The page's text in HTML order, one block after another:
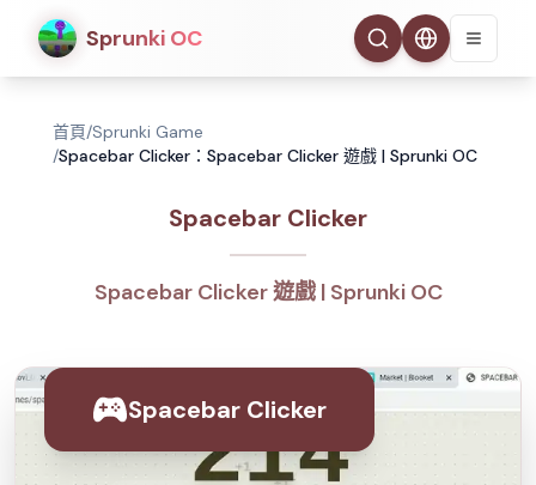
Sprunki OC
首頁/Sprunki Game
/Spacebar Clicker：Spacebar Clicker 遊戲 | Sprunki OC
Spacebar Clicker
Spacebar Clicker 遊戲 | Sprunki OC
Spacebar Clicker